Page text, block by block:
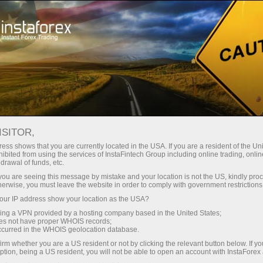
Трейдерам Форекс аналитика
Форекс ТВ
ИнстаФорекс ТВ События
ИнстаФорекс ТВ
События
События — это актуальные репортажи о
жизни за пределами торгового терминала.
shows that you are currently located in the USA. If you are a resident of the
from using the services of InstaFintech Group including online trading,
of funds, etc.
are seeing this message by mistake and your location is not the US, kindly
you must leave the website in order to comply with government
IP address show your location as the USA?
a VPN provided by a hosting company based in the United States;
not have proper WHOIS records;
in the WHOIS geolocation database.
whether you are a US resident or not by clicking the relevant button below. If
being a US resident, you will not be able to open an account with InstaForex